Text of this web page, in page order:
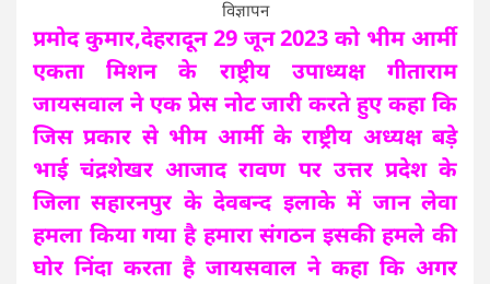
विज्ञापन
प्रमोद कुमार,देहरादून 29 जून 2023 को भीम आर्मी
एकता मिशन के राष्ट्रीय उपाध्यक्ष गीताराम
जायसवाल ने एक प्रेस नोट जारी करते हुए कहा कि
जिस प्रकार से भीम आर्मी के राष्ट्रीय अध्यक्ष बड़े
भाई चंद्रशेखर आजाद रावण पर उत्तर प्रदेश के
जिला सहारनपुर के देवबन्द इलाके में जान लेवा
हमला किया गया है हमारा संगठन इसकी हमले की
घोर निंदा करता है जायसवाल ने कहा कि अगर